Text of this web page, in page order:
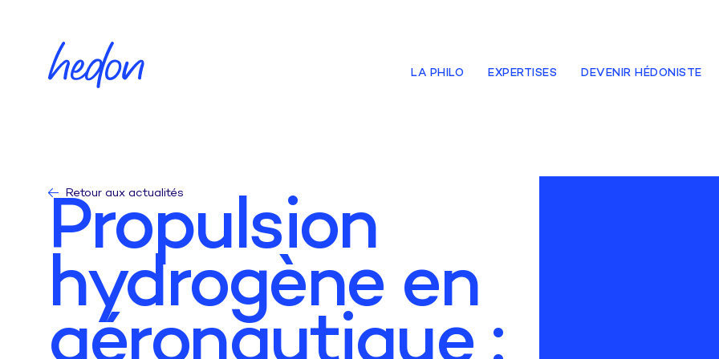
LA PHILO EXPERTISES DEVENIR HÉDONISTE
Retour aux actualités
Propulsion
hydrogène en